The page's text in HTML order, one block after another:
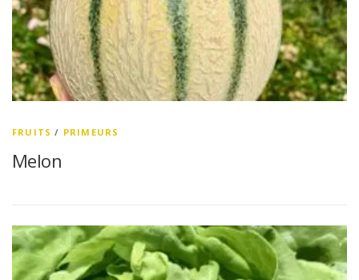
FRUITS / PRIMEURS
Melon